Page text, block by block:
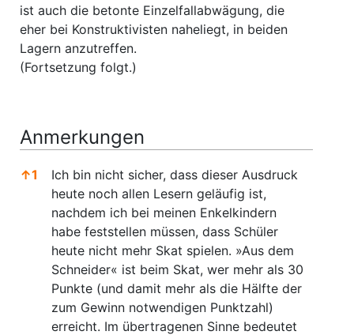
ist auch die betonte Einzelfallabwägung, die
eher bei Konstruktivisten naheliegt, in beiden
Lagern anzutreffen.
(Fortsetzung folgt.)
Anmerkungen
↑1
Ich bin nicht sicher, dass dieser Ausdruck
heute noch allen Lesern geläufig ist,
nachdem ich bei meinen Enkelkindern
habe feststellen müssen, dass Schüler
heute nicht mehr Skat spielen. »Aus dem
Schneider« ist beim Skat, wer mehr als 30
Punkte (und damit mehr als die Hälfte der
zum Gewinn notwendigen Punktzahl)
erreicht. Im übertragenen Sinne bedeutet